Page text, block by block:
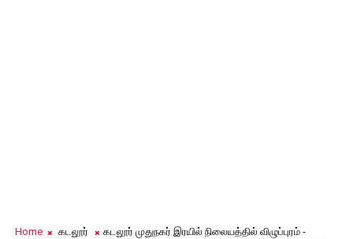
Home கடலூர்
கடலூர் முதுநகர் இரயில் நிலையத்தில் விழுப்புரம் -